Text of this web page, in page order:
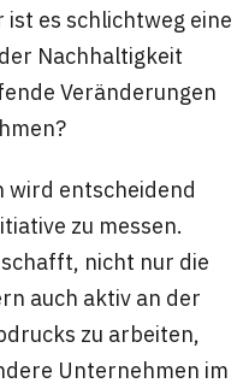
es schlichtweg eine
Nachhaltigkeit
Veränderungen
wird entscheidend
zu messen.
nicht nur die
auch aktiv an der
zu arbeiten,
Unternehmen im